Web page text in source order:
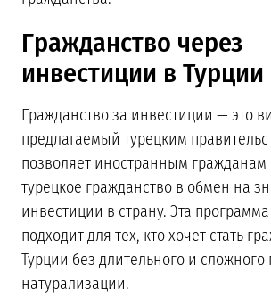
Гражданство через
инвестиции в Турции
Гражданство за инвестиции — это
предлагаемый турецким
позволяет иностранным гражданам
турецкое гражданство в обмен на
инвестиции в страну. Эта
подходит для тех, кто хочет стать
Турции без длительного и сложного
натурализации.